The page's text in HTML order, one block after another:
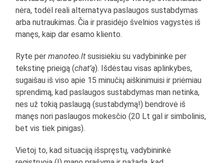
nėra, todėl reali alternatyva paslaugos sustabdymas
arba nutraukimas. Čia ir prasidėjo švelnios vagystės iš
manęs, kaip dar esamo kliento.
Ryte permanoteo.lt susisiekiu su vadybininke per
tekstinę prieigą (chat’ą). Išdėstau visas aplinkybes,
sugaišau iš viso apie 15 minučių aiškinimuisi ir priėmiau
sprendimą, kad paslaugos sustabdymas man netinka,
nes už tokią paslaugą (sustabdymą!) bendrovė iš
manęs nori paslaugos mokesčio (20 Lt gal ir simbolinis,
bet vis tiek pinigas).
Vietoj to, kad situaciją išspręstų, vadybininkė